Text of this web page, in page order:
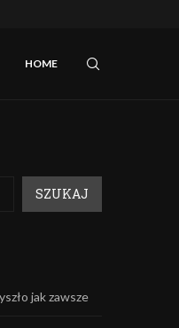
HOME
SZUKAJ
jak zawsze